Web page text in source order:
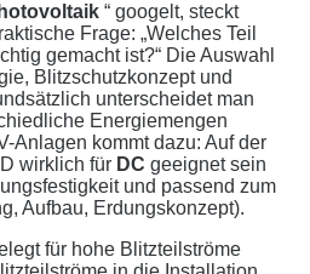
“ googelt, steckt
Frage: „Welches Teil
gemacht ist?“ Die Auswahl
Blitzschutzkonzept und
unterscheidet man
Energiemengen
Anlagen kommt dazu: Auf der
wirklich für DC geeignet sein
und passend zum
Aufbau, Erdungskonzept).
für hohe Blitzteilströme